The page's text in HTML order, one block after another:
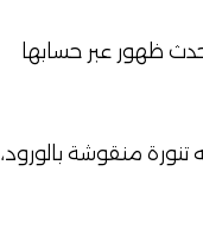
ظهور عبر حسابها
منقوشة بالورود،